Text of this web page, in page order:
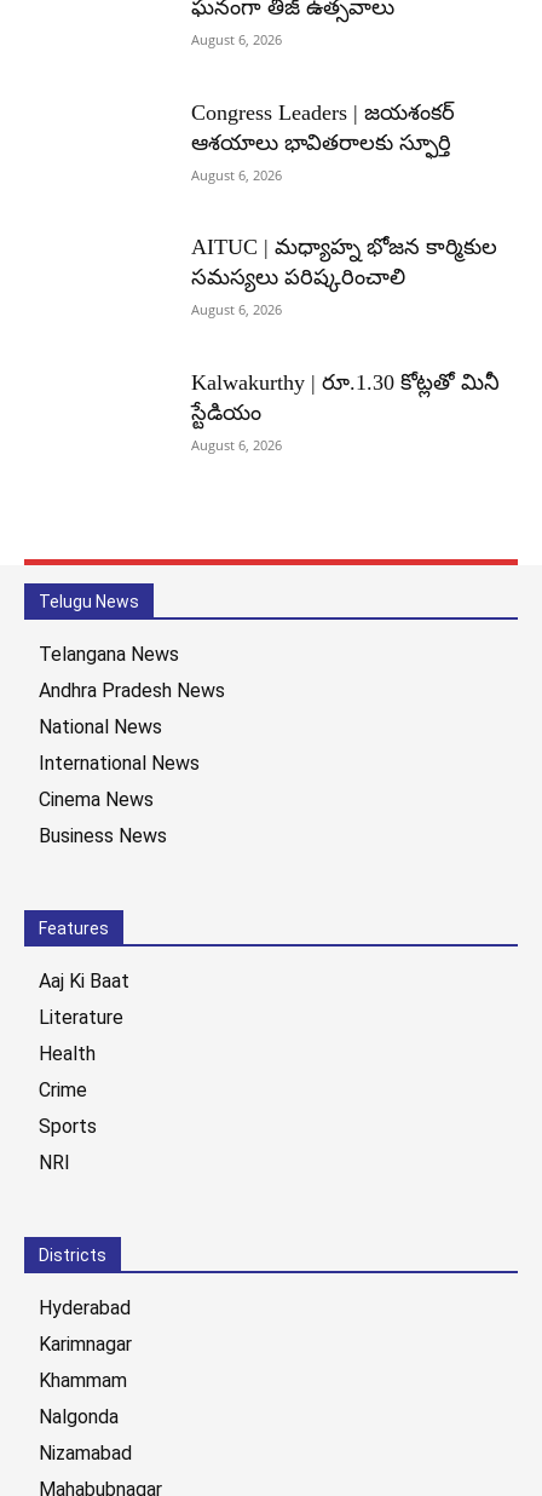
ఘనంగా తీజ్ ఉత్సవాలు
August 6, 2026
Congress Leaders | జయశంకర్
ఆశయాలు భావితరాలకు స్ఫూర్తి
August 6, 2026
AITUC | మధ్యాహ్న భోజన కార్మికుల
సమస్యలు పరిష్కరించాలి
August 6, 2026
Kalwakurthy | రూ.1.30 కోట్లతో మినీ
స్టేడియం
August 6, 2026
Telugu News
Telangana News
Andhra Pradesh News
National News
International News
Cinema News
Business News
Features
Aaj Ki Baat
Literature
Health
Crime
Sports
NRI
Districts
Hyderabad
Karimnagar
Khammam
Nalgonda
Nizamabad
Mahabubnagar